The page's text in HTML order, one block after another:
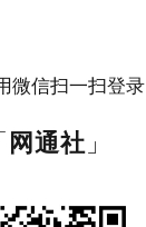
微信扫一扫登录
网通社 」